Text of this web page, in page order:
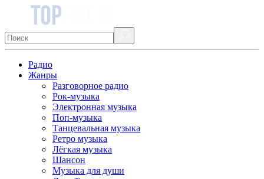
Радио
Жанры
Разговорное радио
Рок-музыка
Электронная музыка
Поп-музыка
Танцевальная музыка
Ретро музыка
Лёгкая музыка
Шансон
Музыка для души